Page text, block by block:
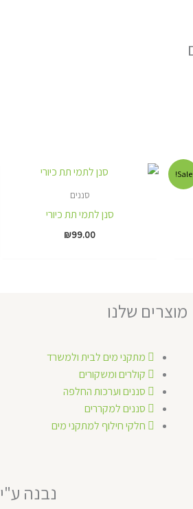
Sale!
סננים
סנן לתמי תת כיורי
₪99.00
מוצרים שלנו
מתקני מים לבית ולמשרד
קולרים ומשקורים
סננים וערכות החלפה
סננים למקררים
חלקי חילוף למתקני מים
נבנה ע"י iTKor Digital